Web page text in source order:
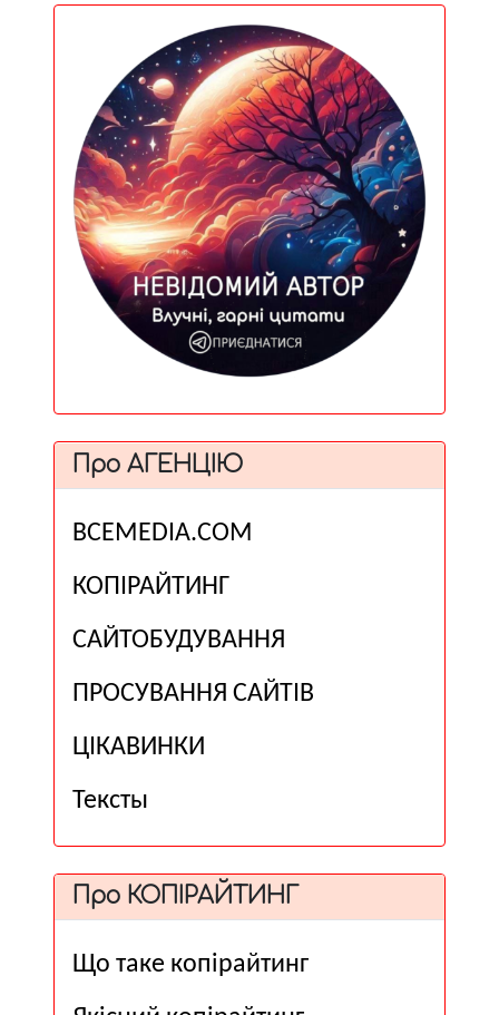
Про АГЕНЦІЮ
ВСЕМЕDІА.COM
КОПІРАЙТИНГ
САЙТОБУДУВАННЯ
ПРОСУВАННЯ САЙТІВ
ЦІКАВИНКИ
Тексты
Про КОПІРАЙТИНГ
Що таке копірайтинг